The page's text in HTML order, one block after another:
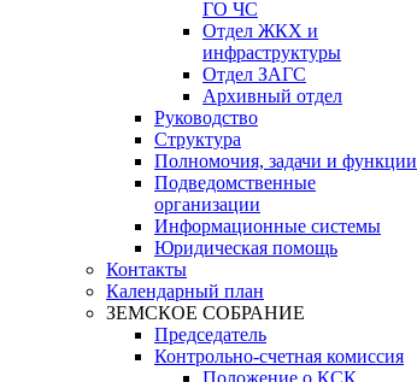
ГО ЧС
Отдел ЖКХ и
инфраструктуры
Отдел ЗАГС
Архивный отдел
Руководство
Структура
Полномочия, задачи и функции
Подведомственные
организации
Информационные системы
Юридическая помощь
Контакты
Календарный план
ЗЕМСКОЕ СОБРАНИЕ
Председатель
Контрольно-счетная комиссия
Положение о КСК